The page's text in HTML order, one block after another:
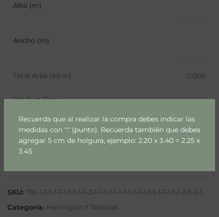
Recuerda que al realizar la compra debes indicar las
medidas con "." (punto). Recuerda también que debes
agregar 5 cm de holgura, ejemplo: 2.20 x 3.40 = 2.25 x
3.45
Alto (m)
Ancho (m)
Total Area (sq m) 0,000
Product Price
AÑADIR AL CARRITO
SKU: 716-1-1-1-1-1-1-1-1-1-1-2-1-1-1-1-1-1-1-1-1-1-1-1-1-1-1-1-1-1-2-1-2-1
Categoría: Hormigón Y Texturas